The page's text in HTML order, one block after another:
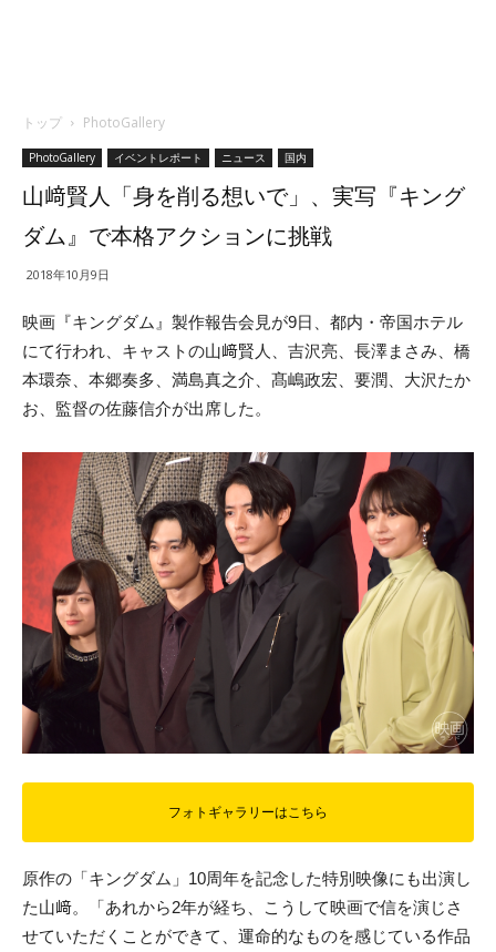
トップ PhotoGallery
PhotoGallery イベントレポート ニュース 国内
山﨑賢人「身を削る想いで」、実写『キング
ダム』で本格アクションに挑戦
2018年10月9日
映画『キングダム』製作報告会見が9日、都内・帝国ホテル
にて行われ、キャストの山﨑賢人、吉沢亮、長澤まさみ、橋
本環奈、本郷奏多、満島真之介、髙嶋政宏、要潤、大沢たか
お、監督の佐藤信介が出席した。
フォトギャラリーはこちら
原作の「キングダム」10周年を記念した特別映像にも出演し
た山﨑。「あれから2年が経ち、こうして映画で信を演じさ
せていただくことができて、運命的なものを感じている作品